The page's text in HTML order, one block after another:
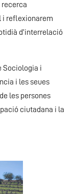
recerca
i reflexionarem
d’interrelació
Sociologia i
i les seues
les persones
ciutadana i la